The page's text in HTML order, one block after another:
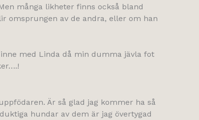
många likheter finns också bland
omsprungen av de andra, eller om han
med Linda då min dumma jävla fot
Är så glad jag kommer ha så
hundar av dem är jag övertygad